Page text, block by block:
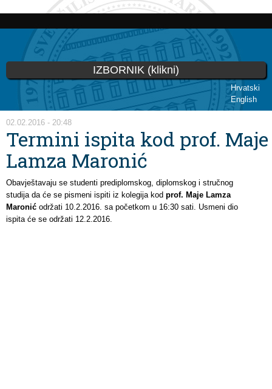
Skoči
glavni
sadržaj
Hrvatski
English
IZBORNIK (klikni)
Vi ste ovdje
02.02.2016 - 20:48
Termini ispita kod prof. Maje
Lamza Maronić
Obavještavaju se studenti prediplomskog, diplomskog i stručnog
studija da će se pismeni ispiti iz kolegija kod prof. Maje Lamza
Maronić održati 10.2.2016. sa početkom u 16:30 sati. Usmeni dio
ispita će se održati 12.2.2016.